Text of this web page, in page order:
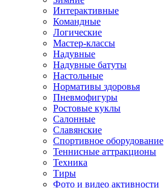
Интерактивные
Командные
Логические
Мастер-классы
Надувные
Надувные батуты
Настольные
Нормативы здоровья
Пневмофигуры
Ростовые куклы
Салонные
Славянские
Спортивное оборудование
Теннисные аттракционы
Техника
Тиры
Фото и видео активности